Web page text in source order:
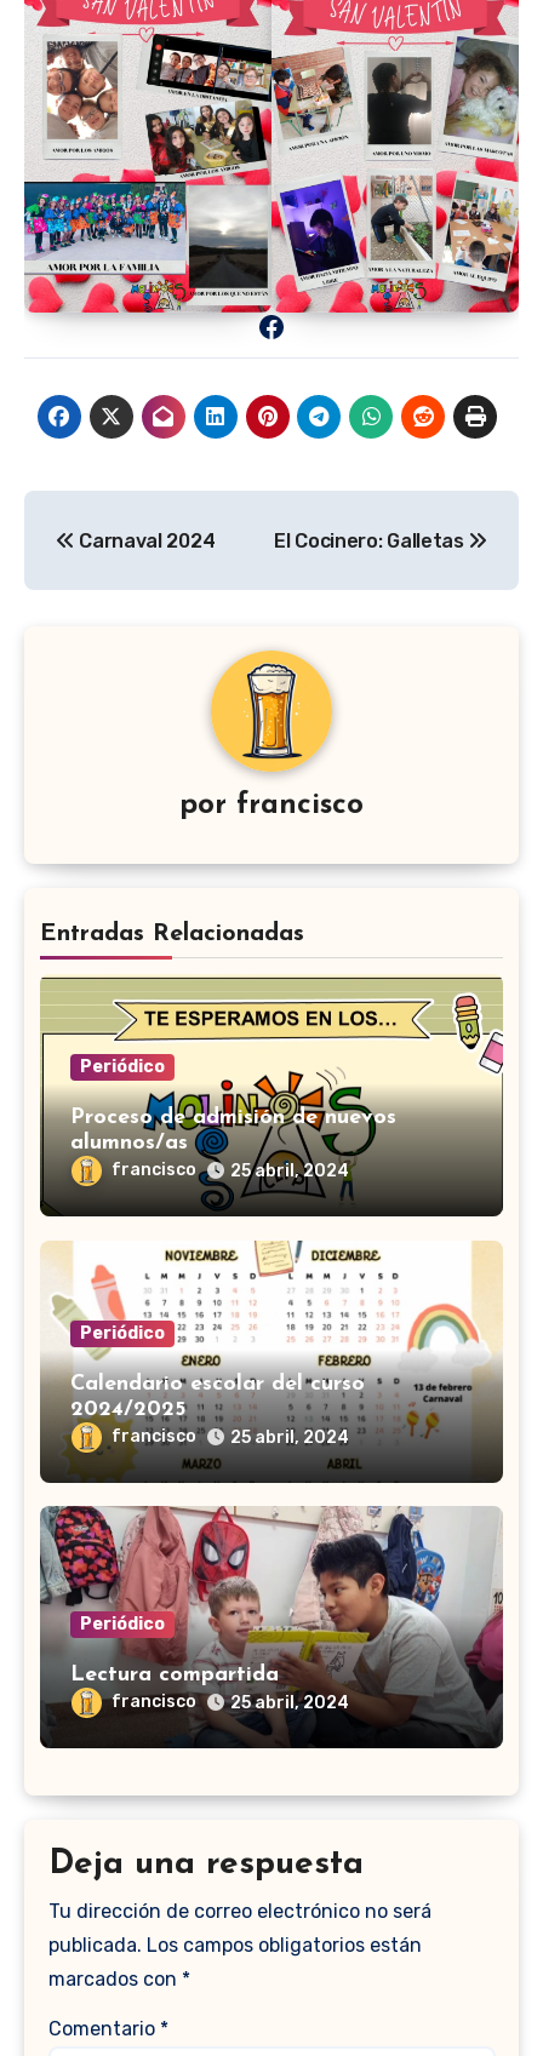
Facebook
Carnaval 2024 El Cocinero: Galletas
por francisco
Entradas Relacionadas
Periódico
Proceso de admisión de nuevos
alumnos/as
francisco 25 abril, 2024
Periódico
Calendario escolar del curso
2024/2025
francisco 25 abril, 2024
Periódico
Lectura compartida
francisco 25 abril, 2024
Deja una respuesta
Tu dirección de correo electrónico no será
publicada. Los campos obligatorios están
marcados con *
Comentario *